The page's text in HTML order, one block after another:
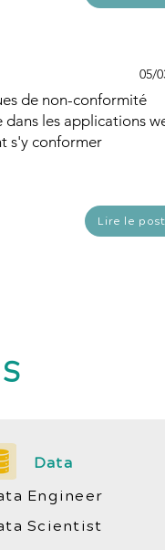
05/
de non-conformité
dans les applications
s'y conformer
Lire le post
Data
Engineer
Scientist